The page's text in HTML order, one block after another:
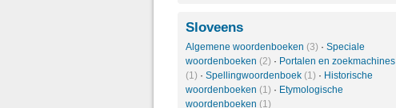
Sloveens
Algemene woordenboeken (3) · Speciale
woordenboeken (2) · Portalen en zoekmachines
(1) · Spellingwoordenboek (1) · Historische
woordenboeken (1) · Etymologische
woordenboeken (1)